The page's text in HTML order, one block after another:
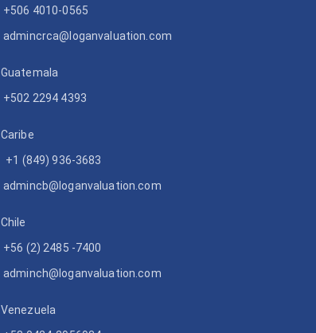
+506 4010-0565
admincrca@loganvaluation.com
Guatemala
+502 2294 4393
Caribe
+1 (849) 936-3683
admincb@loganvaluation.com
Chile
+56 (2) 2485 -7400
adminch@loganvaluation.com
Venezuela